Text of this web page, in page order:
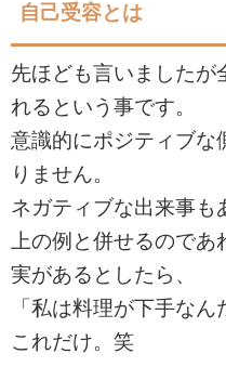
自己受容とは
先ほども言いましたが
れるという事です。
意識的にポジティブな
りません。
ネガティブな出来事も
上の例と併せるので
実があるとしたら、
「私は料理が下手なん
これだけ。笑